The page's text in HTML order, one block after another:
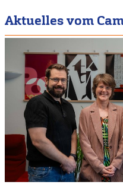
Aktuelles vom